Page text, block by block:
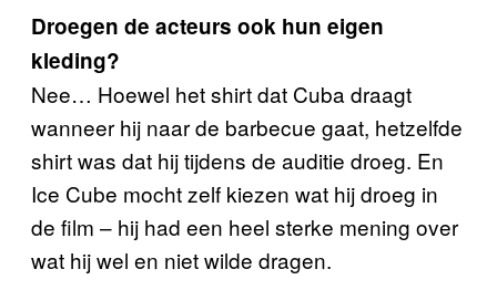
Droegen de acteurs ook hun eigen
kleding?
Nee… Hoewel het shirt dat Cuba draagt
wanneer hij naar de barbecue gaat, hetzelfde
shirt was dat hij tijdens de auditie droeg. En
Ice Cube mocht zelf kiezen wat hij droeg in
de film – hij had een heel sterke mening over
wat hij wel en niet wilde dragen.